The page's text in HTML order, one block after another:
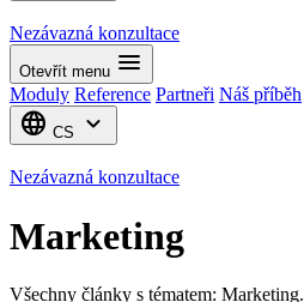
Nezávazná konzultace
Otevřít menu menu
Moduly Reference Partneři Náš příběh
language CS expand_more
Nezávazná konzultace
Marketing
Všechny články s tématem: Marketing.